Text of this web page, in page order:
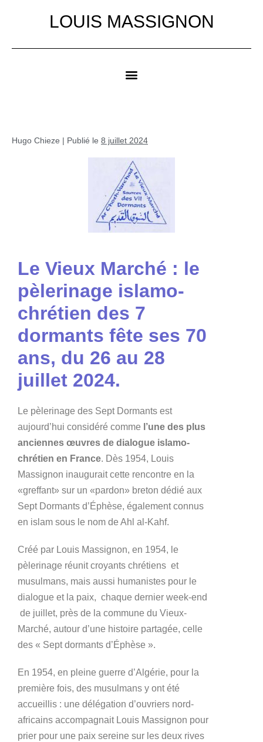
LOUIS MASSIGNON
Hugo Chieze | Publié le 8 juillet 2024
Le Vieux Marché : le
pèlerinage islamo-
chrétien des 7
dormants fête ses 70
ans, du 26 au 28
juillet 2024.
Le pèlerinage des Sept Dormants est
aujourd’hui considéré comme l’une des plus
anciennes œuvres de dialogue islamo-
chrétien en France. Dès 1954, Louis
Massignon inaugurait cette rencontre en la
«greffant» sur un «pardon» breton dédié aux
Sept Dormants d’Éphèse, également connus
en islam sous le nom de Ahl al-Kahf.
Créé par Louis Massignon, en 1954, le
pèlerinage réunit croyants chrétiens et
musulmans, mais aussi humanistes pour le
dialogue et la paix, chaque dernier week-end
de juillet, près de la commune du Vieux-
Marché, autour d’une histoire partagée, celle
des « Sept dormants d’Éphèse ».
En 1954, en pleine guerre d’Algérie, pour la
première fois, des musulmans y ont été
accueillis : une délégation d’ouvriers nord-
africains accompagnait Louis Massignon pour
prier pour une paix sereine sur les deux rives